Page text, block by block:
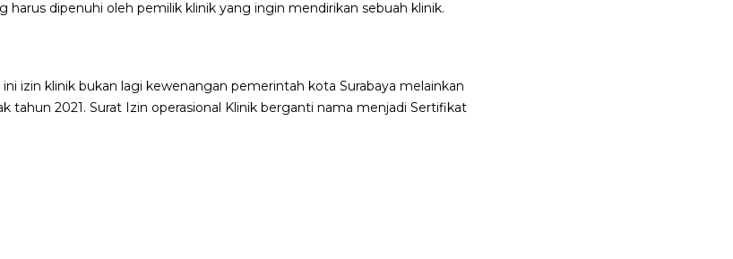
harus dipenuhi oleh pemilik klinik yang ingin mendirikan sebuah klinik.
izin klinik bukan lagi kewenangan pemerintah kota Surabaya melainkan
tahun 2021. Surat Izin operasional Klinik berganti nama menjadi Sertifikat